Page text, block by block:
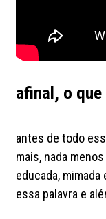
afinal, o que
antes de todo
mais, nada
educada,
essa palavra e